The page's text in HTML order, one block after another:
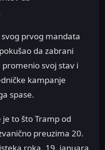
prvog mandata
da zabrani
svoj stav i
kampanje
spase.
to što Tramp od
preuzima 20.